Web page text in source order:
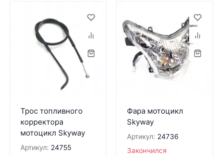
Трос топливного
корректора
мотоцикл Skyway
Артикул: 24755
Фара мотоцикл
Skyway
Артикул: 24736
Закончился